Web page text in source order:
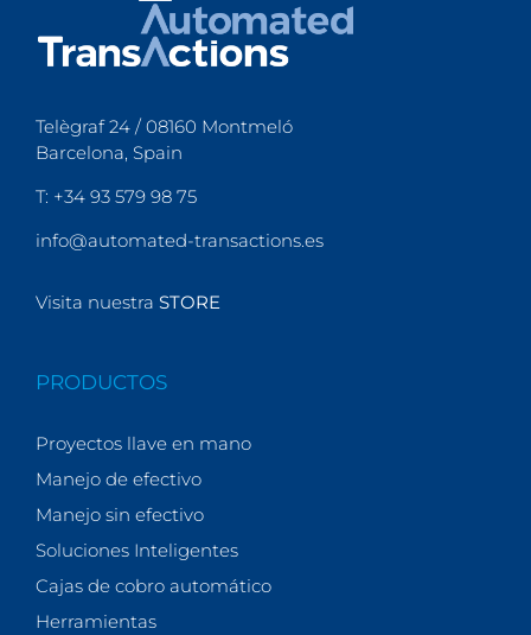
Telègraf 24 / 08160 Montmeló
Barcelona, Spain
T: +34 93 579 98 75
info@automated-transactions.es
Visita nuestra STORE
PRODUCTOS
Proyectos llave en mano
Manejo de efectivo
Manejo sin efectivo
Soluciones Inteligentes
Cajas de cobro automático
Herramientas